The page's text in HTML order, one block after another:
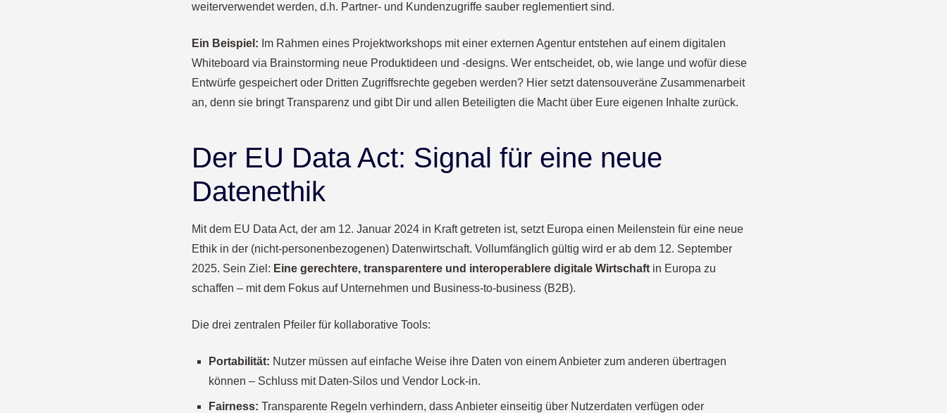
weiterverwendet werden, d.h. Partner- und Kundenzugriffe sauber reglementiert sind.
Ein Beispiel: Im Rahmen eines Projektworkshops mit einer externen Agentur entstehen auf einem digitalen
Whiteboard via Brainstorming neue Produktideen und -designs. Wer entscheidet, ob, wie lange und wofür diese
Entwürfe gespeichert oder Dritten Zugriffsrechte gegeben werden? Hier setzt datensouveräne Zusammenarbeit
an, denn sie bringt Transparenz und gibt Dir und allen Beteiligten die Macht über Eure eigenen Inhalte zurück.
Der EU Data Act: Signal für eine neue
Datenethik
Mit dem EU Data Act, der am 12. Januar 2024 in Kraft getreten ist, setzt Europa einen Meilenstein für eine neue
Ethik in der (nicht-personenbezogenen) Datenwirtschaft. Vollumfänglich gültig wird er ab dem 12. September
2025. Sein Ziel: Eine gerechtere, transparentere und interoperablere digitale Wirtschaft in Europa zu
schaffen – mit dem Fokus auf Unternehmen und Business-to-business (B2B).
Die drei zentralen Pfeiler für kollaborative Tools:
Portabilität: Nutzer müssen auf einfache Weise ihre Daten von einem Anbieter zum anderen übertragen
können – Schluss mit Daten-Silos und Vendor Lock-in.
Fairness: Transparente Regeln verhindern, dass Anbieter einseitig über Nutzerdaten verfügen oder